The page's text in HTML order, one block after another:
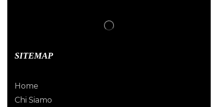
SITEMAP
Home
Chi Siamo